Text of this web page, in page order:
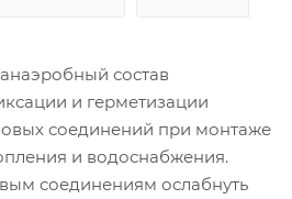
состав
и герметизации
соединений при монтаже
и водоснабжения.
соединениям ослабнуть